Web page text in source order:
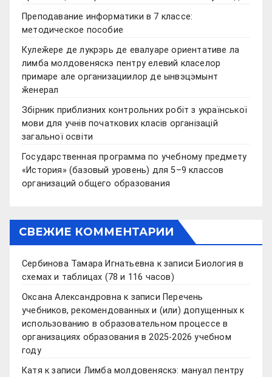
Преподавание информатики в 7 классе:
методическое пособие
Кулеӂере де лукрэрь де евалуаре ориентативе ла
лимба молдовеняскэ пентру елевий класелор
примаре але организациилор де ынвэцэмынт
ӂенерал
Збірник приблизних контрольних робіт з української
мови для учнів початкових класів організацій
загальної освіти
Государственная программа по учебному предмету
«История» (базовый уровень) для 5–9 классов
организаций общего образования
СВЕЖИЕ КОММЕНТАРИИ
Сербинова Тамара Игнатьевна к записи Биология в
схемах и таблицах (78 и 116 часов)
Оксана Александровна к записи Перечень
учебников, рекомендованных и (или) допущенных к
использованию в образовательном процессе в
организациях образования в 2025-2026 учебном
году
Катя к записи Лимба молдовеняскэ: мануал пентру